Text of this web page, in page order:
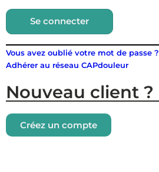
Se connecter
Vous avez oublié votre mot de passe ?
Adhérer au réseau CAPdouleur
Nouveau client ?
Créez un compte